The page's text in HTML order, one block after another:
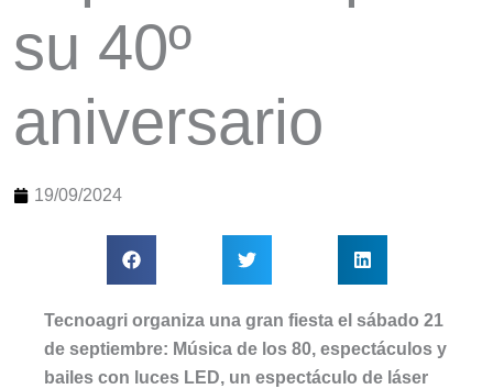
su 40º
aniversario
19/09/2024
Tecnoagri organiza una gran fiesta el sábado 21
de septiembre: Música de los 80, espectáculos y
bailes con luces LED, un espectáculo de láser